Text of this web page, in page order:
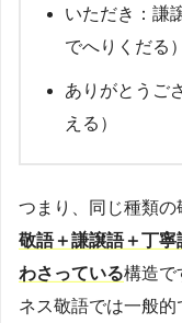
いただき：謙
でへりくだる）
ありがとうご
える）
つまり、同じ種類の
敬語＋謙譲語＋丁
わさっている構造で
ネス敬語では一般